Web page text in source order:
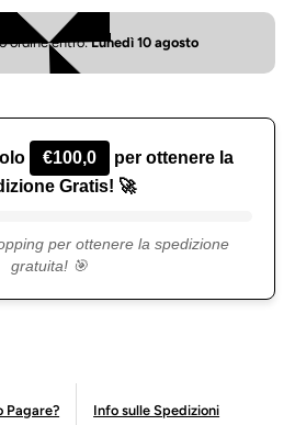
elastam
ordine entro:Lunedì 10 agosto
€100,0
per ottenere la
Gratis! 🚀
per ottenere la spedizione
gratuita! 🎯
Pagare? Info sulle Spedizioni